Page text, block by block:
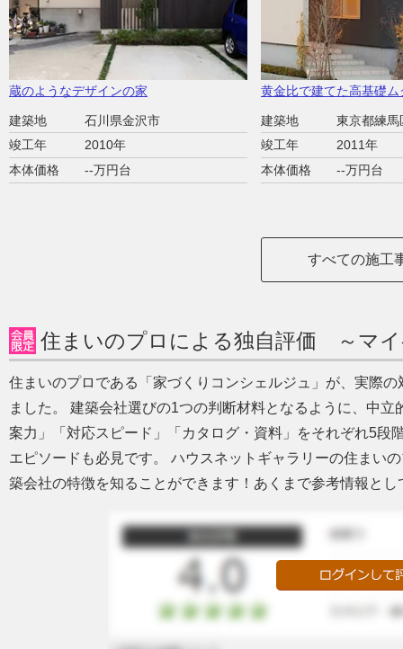
蔵のようなデザインの家
建築地
石川県金沢市
竣工年
2010年
本体価格
--万円台
黄金比で建てた高基礎ム
建築地
東京都練馬
竣工年
2011年
本体価格
--万円台
すべての施工
住まいのプロによる独自評価 ～マイ
住まいのプロである「家づくりコンシェルジュ」が、実際
ました。 建築会社選びの1つの判断材料となるように、中
案力」「対応スピード」「カタログ・資料」をそれぞれ5段
エピソードも必見です。 ハウスネットギャラリーの住まい
築会社の特徴を知ることができます！あくまで参考情報と